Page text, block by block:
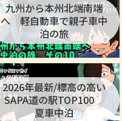
九州から本州北端南端
へ 軽自動車で親子車中
泊の旅
2026年最新/標高の高い
SAPA道の駅TOP100
夏車中泊